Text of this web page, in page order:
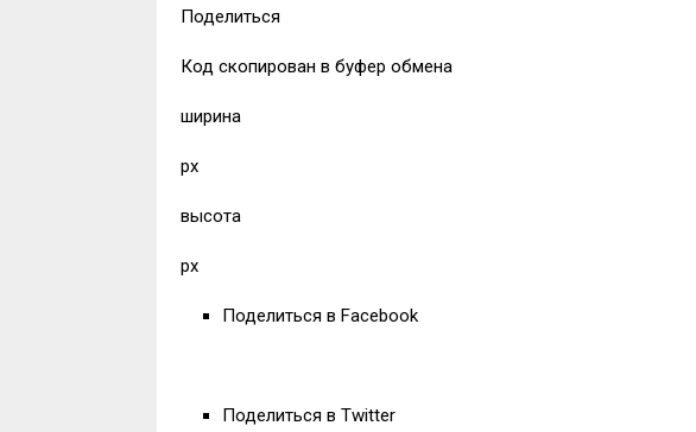
Поделиться
Код скопирован в буфер обмена
ширина
px
высота
px
Поделиться в Facebook
Поделиться в Twitter